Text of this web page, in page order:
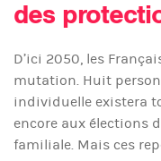
des
D’ici 2050, les
mutation. Huit
individuelle existera
encore aux élections
familiale. Mais ces